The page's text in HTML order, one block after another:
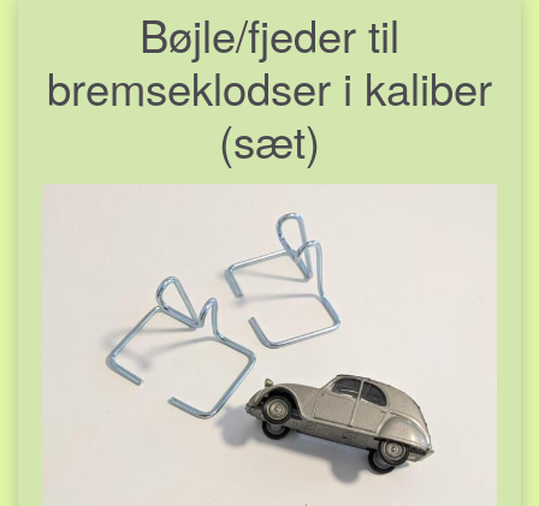
Bøjle/fjeder til
bremseklodser i kaliber
(sæt)